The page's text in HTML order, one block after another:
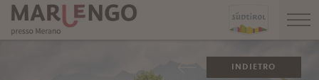
INDIETRO